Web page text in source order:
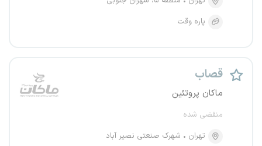
پاره وقت
قصاب
ماکان پروتئین
منقضی شده
تهران
شهرک صنعتی نصیر آباد